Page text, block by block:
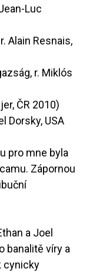
Luc
Alain Resnais,
r. Miklós
ČR 2010)
Dorsky, USA
pro mne byla
Zápornou
a Joel
banalitě víry a
cynicky